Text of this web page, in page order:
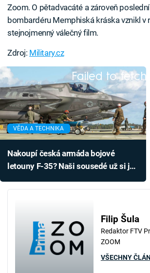
Zoom. O pětadvacáté a zároveň
bombardéru Memphiská kráska vznikl v
stejnojmenný válečný film.
Zdroj: Military.cz
Failed to fetch
VĚDA A TECHNIKA
Nakoupí česká armáda bojové
letouny F-35? Naši sousedé už si je
Filip Šula
Redaktor FTV
ZOOM
VŠECHNY